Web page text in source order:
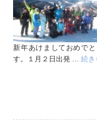
新年あけましておめで
す。１月２日出発 …続き